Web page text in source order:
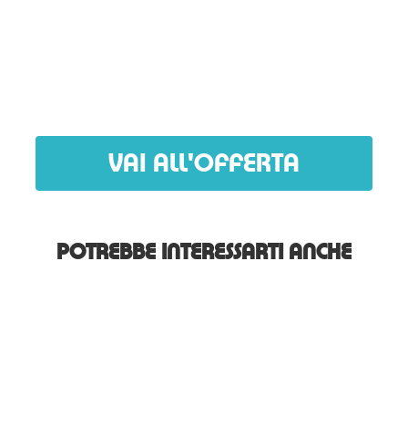
VAI ALL'OFFERTA
POTREBBE INTERESSARTI ANCHE